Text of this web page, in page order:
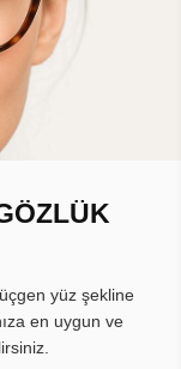
yüz şekline
en uygun ve